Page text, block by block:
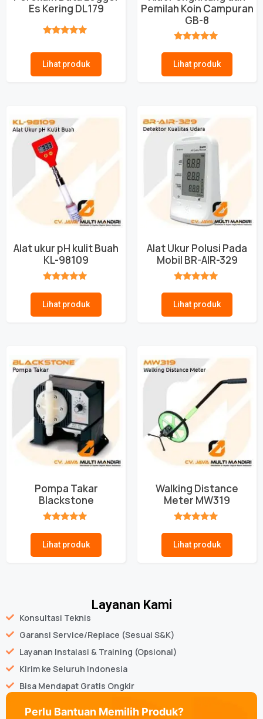
Es Kering DL179
Lihat produk
Pemilah Koin Campuran
GB-8
Lihat produk
Alat ukur pH kulit Buah
KL-98109
Lihat produk
Alat Ukur Polusi Pada
Mobil BR-AIR-329
Lihat produk
Pompa Takar
Blackstone
Lihat produk
Walking Distance
Meter MW319
Lihat produk
Layanan Kami
Konsultasi Teknis
Garansi Service/Replace (Sesuai S&K)
Layanan Instalasi & Training (Opsional)
Kirim ke Seluruh Indonesia
Bisa Mendapat Gratis Ongkir
Perlu Bantuan Memilih Produk?